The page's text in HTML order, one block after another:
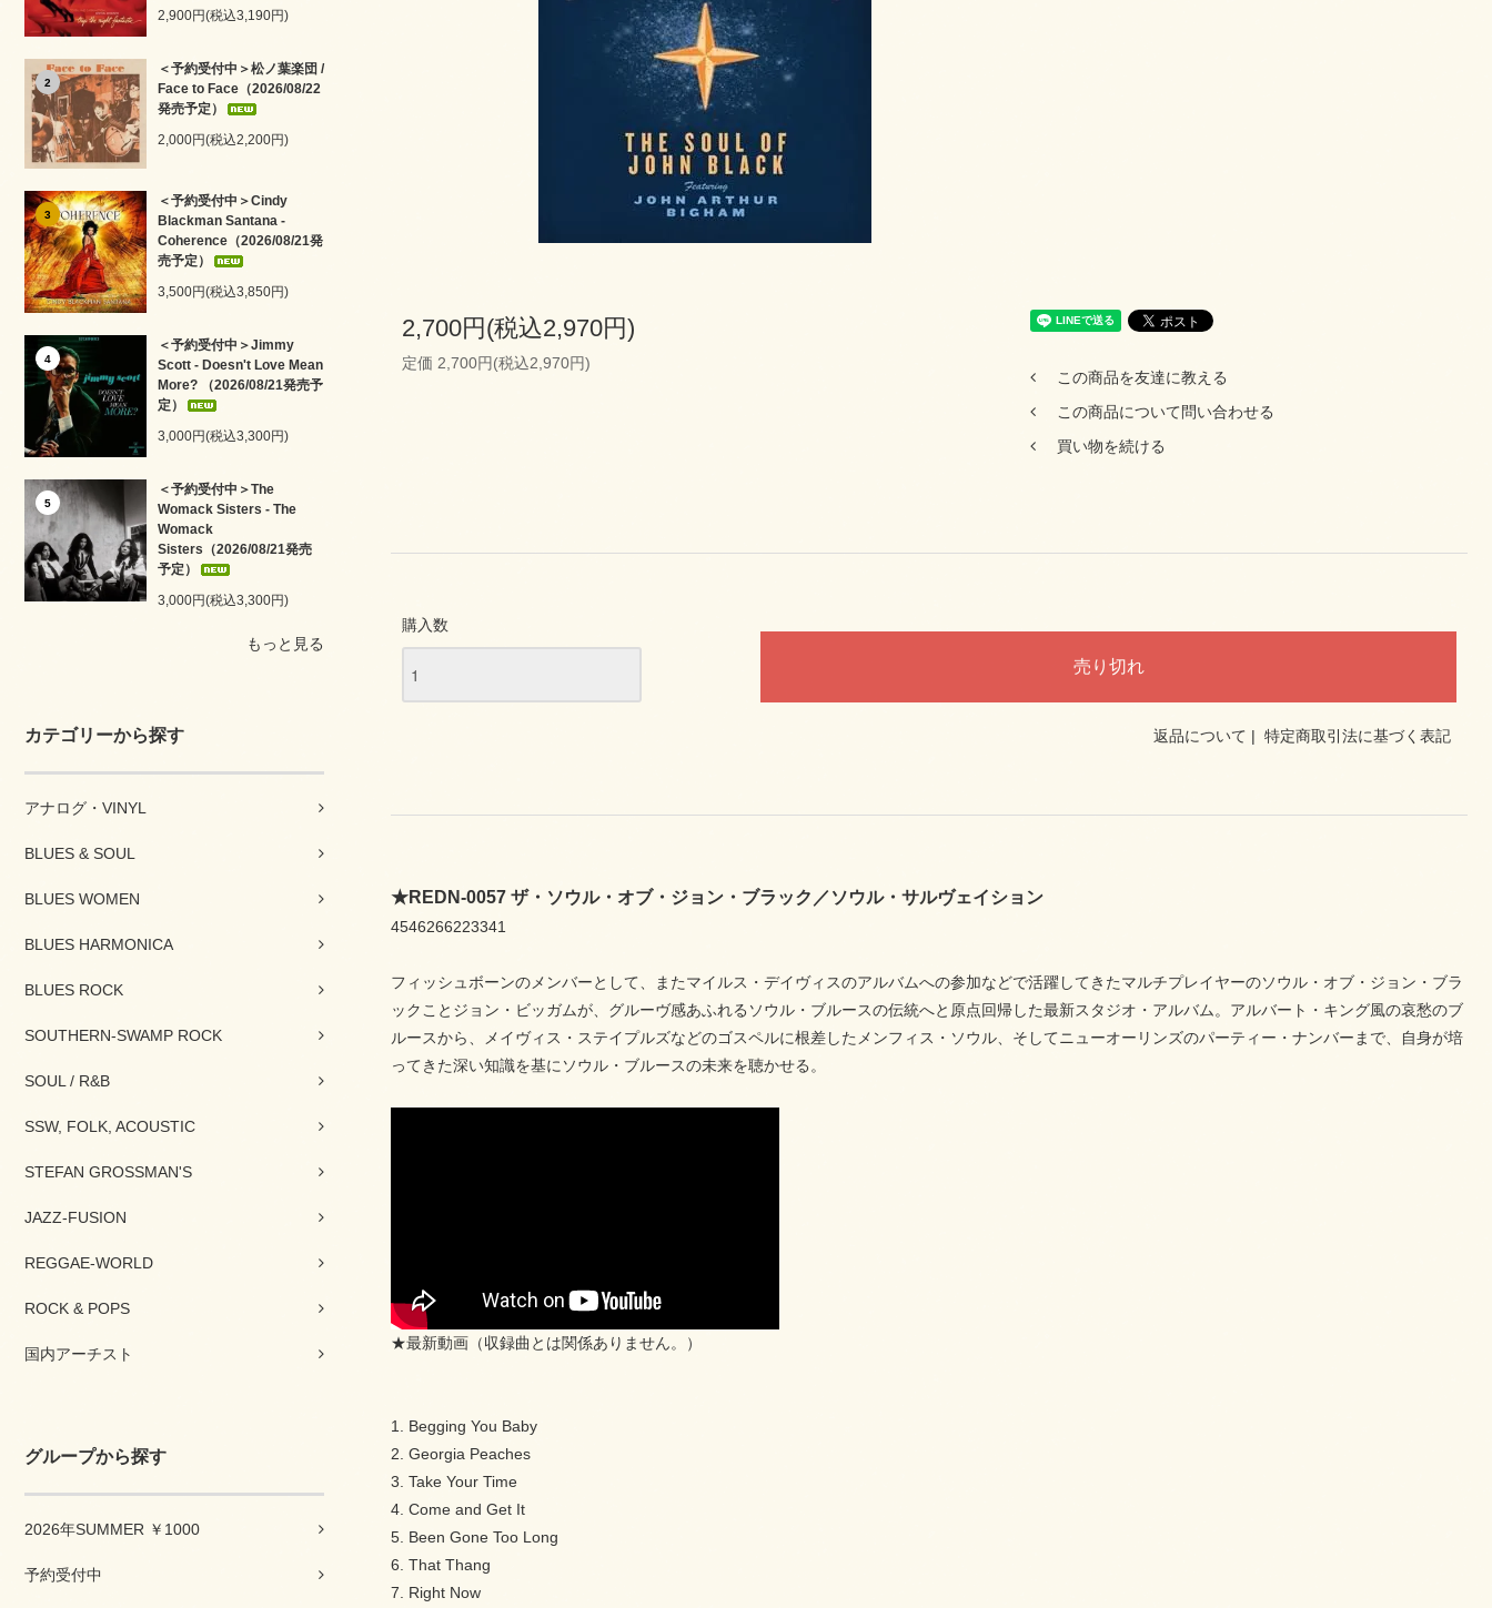
2,900円(税込3,190円)
2
＜予約受付中＞松ノ葉楽団 /
Face to Face（2026/08/22
発売予定）
2,000円(税込2,200円)
3
＜予約受付中＞Cindy
Blackman Santana -
Coherence（2026/08/21発
売予定）
3,500円(税込3,850円)
4
＜予約受付中＞Jimmy
Scott - Doesn't Love Mean
More? （2026/08/21発売予
定）
3,000円(税込3,300円)
5
＜予約受付中＞The
Womack Sisters - The
Womack
Sisters（2026/08/21発売
予定）
3,000円(税込3,300円)
もっと見る
カテゴリーから探す
アナログ・VINYL
BLUES & SOUL
BLUES WOMEN
BLUES HARMONICA
BLUES ROCK
SOUTHERN-SWAMP ROCK
SOUL / R&B
SSW, FOLK, ACOUSTIC
STEFAN GROSSMAN'S
JAZZ-FUSION
REGGAE-WORLD
ROCK & POPS
国内アーチスト
グループから探す
2026年SUMMER ￥1000
予約受付中
2,700円(税込2,970円)
定価 2,700円(税込2,970円)
この商品を友達に教える
この商品について問い合わせる
買い物を続ける
購入数
返品について | 特定商取引法に基づく表記
★REDN-0057 ザ・ソウル・オブ・ジョン・ブラック／ソウル・サルヴェイション
4546266223341
フィッシュボーンのメンバーとして、またマイルス・デイヴィスのアルバムへの参加などで活躍してきたマルチプレイヤーのソウル・オブ・ジョン・ブラ
ックことジョン・ビッガムが、グルーヴ感あふれるソウル・ブルースの伝統へと原点回帰した最新スタジオ・アルバム。アルバート・キング風の哀愁のブ
ルースから、メイヴィス・ステイプルズなどのゴスペルに根差したメンフィス・ソウル、そしてニューオーリンズのパーティー・ナンバーまで、自身が培
ってきた深い知識を基にソウル・ブルースの未来を聴かせる。
★最新動画（収録曲とは関係ありません。）
1. Begging You Baby
2. Georgia Peaches
3. Take Your Time
4. Come and Get It
5. Been Gone Too Long
6. That Thang
7. Right Now